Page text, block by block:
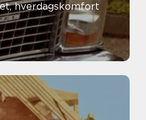
hverdagskomfort